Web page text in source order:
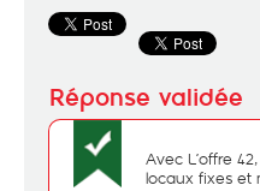
Avec L’offre
locaux fixes et